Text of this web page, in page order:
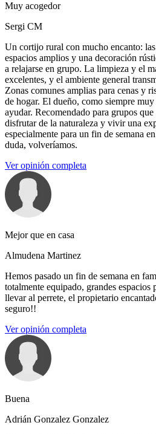
Muy acogedor
Sergi CM
Un cortijo rural con mucho encanto:
espacios amplios y una decoración
a relajarse en grupo. La limpieza y el
excelentes, y el ambiente general
Zonas comunes amplias para cenas y
de hogar. El dueño, como siempre
ayudar. Recomendado para grupos que
disfrutar de la naturaleza y vivir una
especialmente para un fin de semana
duda, volveríamos.
Ver opinión completa
Mejor que en casa
Almudena Martinez
Hemos pasado un fin de semana en
totalmente equipado, grandes espacios
llevar al perrete, el propietario
seguro!!
Ver opinión completa
Buena
Adrián Gonzalez Gonzalez